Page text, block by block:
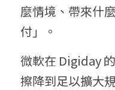
麼情境、帶來什
付」。
微軟在 Digiday
擦降到足以擴大